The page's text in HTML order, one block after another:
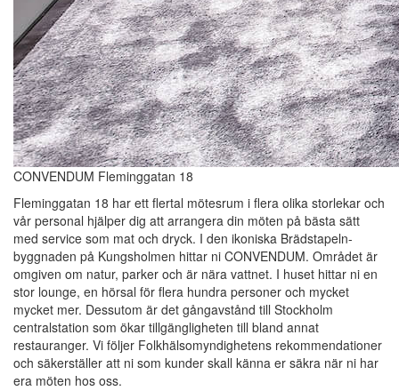
CONVENDUM Fleminggatan 18
Fleminggatan 18 har ett flertal mötesrum i flera olika storlekar och
vår personal hjälper dig att arrangera din möten på bästa sätt
med service som mat och dryck. I den ikoniska Brädstapeln-
byggnaden på Kungsholmen hittar ni CONVENDUM. Området är
omgiven om natur, parker och är nära vattnet. I huset hittar ni en
stor lounge, en hörsal för flera hundra personer och mycket
mycket mer. Dessutom är det gångavstånd till Stockholm
centralstation som ökar tillgängligheten till bland annat
restauranger. Vi följer Folkhälsomyndighetens rekommendationer
och säkerställer att ni som kunder skall känna er säkra när ni har
era möten hos oss.